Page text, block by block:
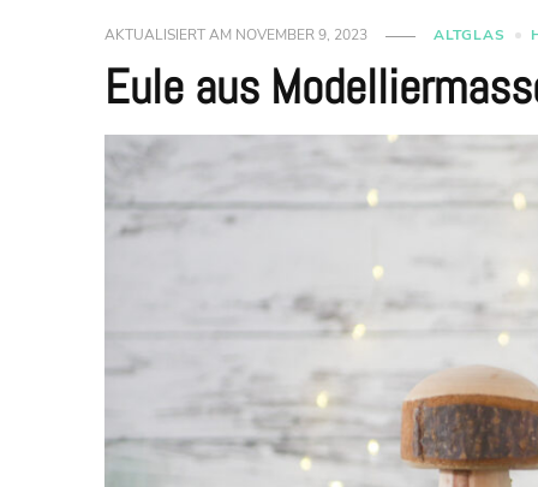
AKTUALISIERT AM NOVEMBER 9, 2023 ALTGLAS
Eule aus